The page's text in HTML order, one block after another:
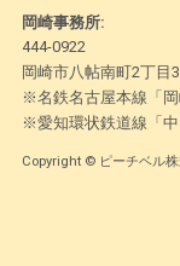
岡崎事務所:
444-0922
岡崎市八帖南町2丁目
※名鉄名古屋本線「岡
※愛知環状鉄道線「中
Copyright © ピーチベル株